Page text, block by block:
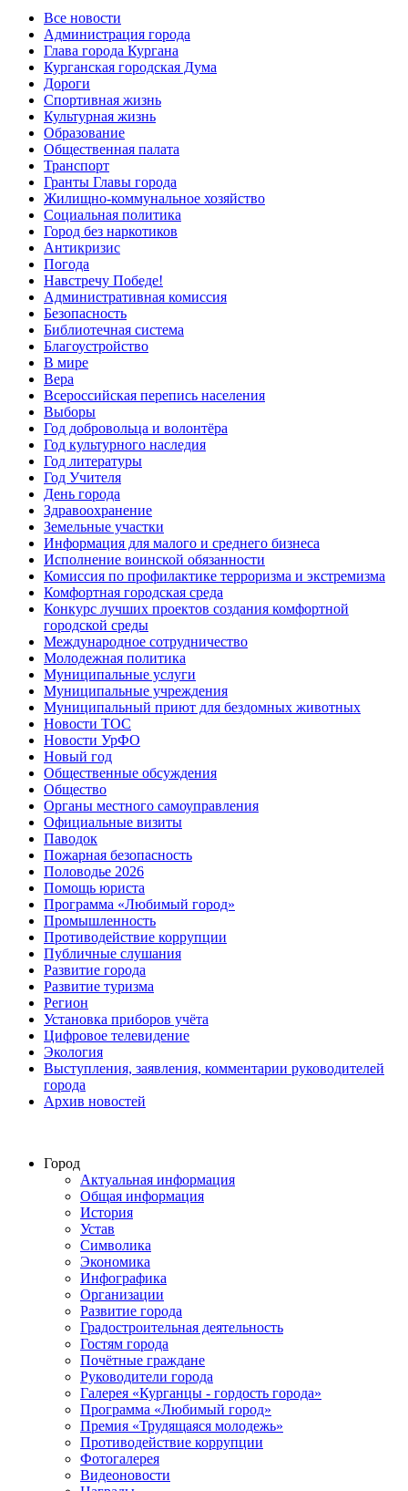
Все новости
Администрация города
Глава города Кургана
Курганская городская Дума
Дороги
Спортивная жизнь
Культурная жизнь
Образование
Общественная палата
Транспорт
Гранты Главы города
Жилищно-коммунальное хозяйство
Социальная политика
Город без наркотиков
Антикризис
Погода
Навстречу Победе!
Административная комиссия
Безопасность
Библиотечная система
Благоустройство
В мире
Вера
Всероссийская перепись населения
Выборы
Год добровольца и волонтёра
Год культурного наследия
Год литературы
Год Учителя
День города
Здравоохранение
Земельные участки
Информация для малого и среднего бизнеса
Исполнение воинской обязанности
Комиссия по профилактике терроризма и экстремизма
Комфортная городская среда
Конкурс лучших проектов создания комфортной
городской среды
Международное сотрудничество
Молодежная политика
Муниципальные услуги
Муниципальные учреждения
Муниципальный приют для бездомных животных
Новости ТОС
Новости УрФО
Новый год
Общественные обсуждения
Общество
Органы местного самоуправления
Официальные визиты
Паводок
Пожарная безопасность
Половодье 2026
Помощь юриста
Программа «Любимый город»
Промышленность
Противодействие коррупции
Публичные слушания
Развитие города
Развитие туризма
Регион
Установка приборов учёта
Цифровое телевидение
Экология
Выступления, заявления, комментарии руководителей
города
Архив новостей
Город
Актуальная информация
Общая информация
История
Устав
Символика
Экономика
Инфографика
Организации
Развитие города
Градостроительная деятельность
Гостям города
Почётные граждане
Руководители города
Галерея «Курганцы - гордость города»
Программа «Любимый город»
Премия «Трудящаяся молодежь»
Противодействие коррупции
Фотогалерея
Видеоновости